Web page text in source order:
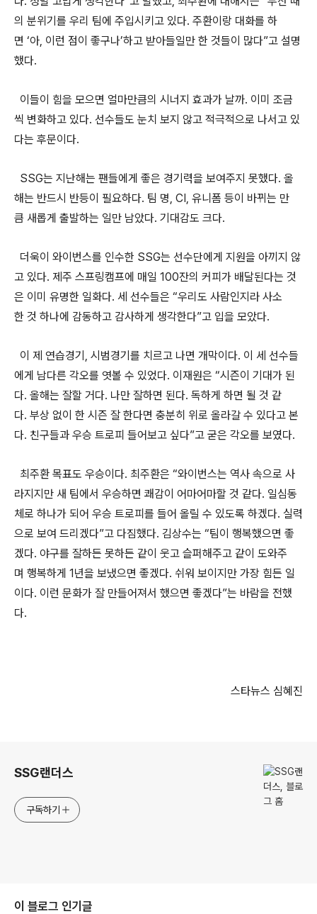
의 분위기를 우리 팀에 주입시키고 있다. 주환이랑 대화를 하
면 ‘아, 이런 점이 좋구나’하고 받아들일만 한 것들이 많다”고 설명
했다.
이들이 힘을 모으면 얼마만큼의 시너지 효과가 날까. 이미 조금
씩 변화하고 있다. 선수들도 눈치 보지 않고 적극적으로 나서고 있
다는 후문이다.
SSG는 지난해는 팬들에게 좋은 경기력을 보여주지 못했다. 올
해는 반드시 반등이 필요하다. 팀 명, CI, 유니폼 등이 바뀌는 만
큼 새롭게 출발하는 일만 남았다. 기대감도 크다.
더욱이 와이번스를 인수한 SSG는 선수단에게 지원을 아끼지 않
고 있다. 제주 스프링캠프에 매일 100잔의 커피가 배달된다는 것
은 이미 유명한 일화다. 세 선수들은 “우리도 사람인지라 사소
한 것 하나에 감동하고 감사하게 생각한다”고 입을 모았다.
이 제 연습경기 , 시범경기를 치르고 나면 개막이다. 이 세 선수들
에게 남다른 각오를 엿볼 수 있었다. 이재원은 “시즌이 기대가 된
다. 올해는 잘할 거다. 나만 잘하면 된다. 독하게 하면 될 것 같
다. 부상 없이 한 시즌 잘 한다면 충분히 위로 올라갈 수 있다고 본
다. 친구들과 우승 트로피 들어보고 싶다”고 굳은 각오를 보였다.
최주환 목표도 우승이다. 최주환은 “와이번스는 역사 속으로 사
라지지만 새 팀에서 우승하면 쾌감이 어마어마할 것 같다. 일심동
체로 하나가 되어 우승 트로피를 들어 올릴 수 있도록 하겠다. 실력
으로 보여 드리겠다”고 다짐했다. 김상수는 “팀이 행복했으면 좋
겠다. 야구를 잘하든 못하든 같이 웃고 슬퍼해주고 같이 도와주
며 행복하게 1년을 보냈으면 좋겠다. 쉬워 보이지만 가장 힘든 일
이다. 이런 문화가 잘 만들어져서 했으면 좋겠다”는 바람을 전했
다.
스타뉴스 심혜진
SSG랜더스
구독하기
이 블로그 인기글